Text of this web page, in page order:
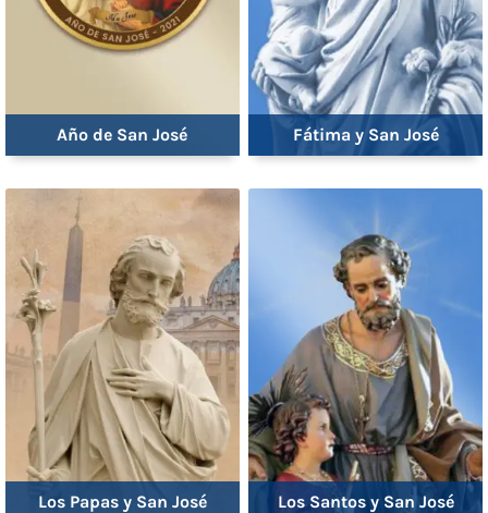
Año de San José Fátima y San José
Los Papas y San José Los Santos y San José